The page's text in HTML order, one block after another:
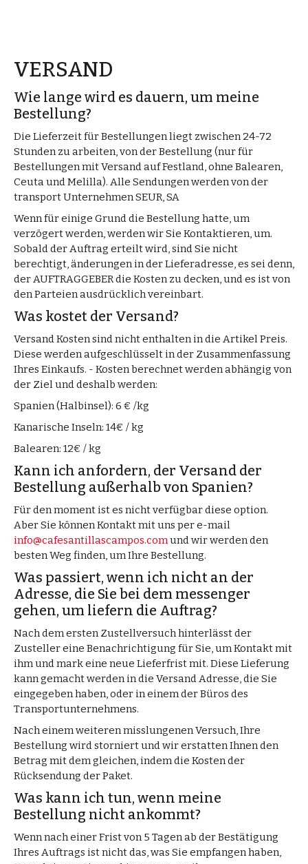
VERSAND
Wie lange wird es dauern, um meine
Bestellung?
Die Lieferzeit für Bestellungen liegt zwischen 24-72
Stunden zu arbeiten, von der Bestellung (nur für
Bestellungen mit Versand auf Festland, ohne Balearen,
Ceuta und Melilla). Alle Sendungen werden von der
transport Unternehmen SEUR, SA
Wenn für einige Grund die Bestellung hatte, um
verzögert werden, werden wir Sie Kontaktieren, um.
Sobald der Auftrag erteilt wird, sind Sie nicht
berechtigt, änderungen in der Lieferadresse, es sei denn,
der AUFTRAGGEBER die Kosten zu decken, und es ist von
den Parteien ausdrücklich vereinbart.
Was kostet der Versand?
Versand Kosten sind nicht enthalten in die Artikel Preis.
Diese werden aufgeschlüsselt in der Zusammenfassung
Ihres Einkaufs. - Kosten berechnet werden abhängig von
der Ziel und deshalb werden:
Spanien (Halbinsel): 6 € /kg
Kanarische Inseln: 14€ / kg
Balearen: 12€ / kg
Kann ich anfordern, der Versand der
Bestellung außerhalb von Spanien?
Für den moment ist es nicht verfügbar diese option.
Aber Sie können Kontakt mit uns per e-mail
info@cafesantillascampos.comund wir werden den
besten Weg finden, um Ihre Bestellung.
Was passiert, wenn ich nicht an der
Adresse, die Sie bei dem messenger
gehen, um liefern die Auftrag?
Nach dem ersten Zustellversuch hinterlässt der
Zusteller eine Benachrichtigung für Sie, um Kontakt mit
ihm und mark eine neue Lieferfrist mit. Diese Lieferung
kann gemacht werden in die Versand Adresse, die Sie
eingegeben haben, oder in einem der Büros des
Transportunternehmens.
Nach einem weiteren misslungenen Versuch, Ihre
Bestellung wird storniert und wir erstatten Ihnen den
Betrag mit dem gleichen, indem die Kosten der
Rücksendung der Paket.
Was kann ich tun, wenn meine
Bestellung nicht ankommt?
Wenn nach einer Frist von 5 Tagen ab der Bestätigung
Ihres Auftrags ist nicht das, was Sie empfangen haben,